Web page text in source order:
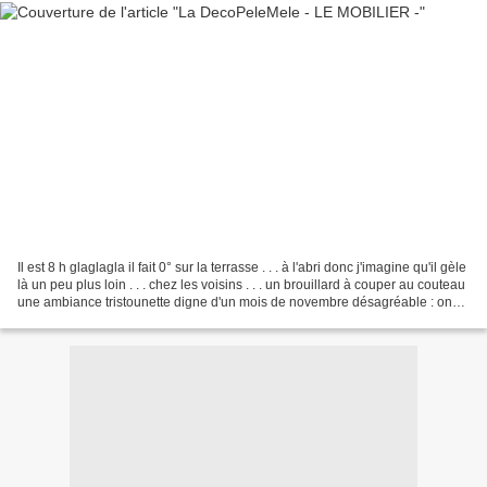
Il est 8 h glaglagla il fait 0° sur la terrasse . . . à l'abri donc j'imagine qu'il gèle
là un peu plus loin . . . chez les voisins . . . un brouillard à couper au couteau
une ambiance tristounette digne d'un mois de novembre désagréable : on